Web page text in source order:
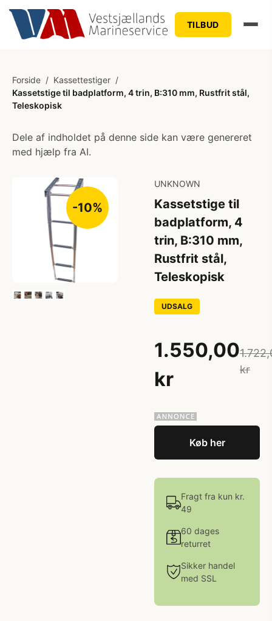
TILBUD
Forside / Kassettestiger /
Kassetstige til badplatform, 4 trin, B:310 mm, Rustfrit stål,
Teleskopisk
Dele af indholdet på denne side kan være genereret
med hjælp fra AI.
-10%
UNKNOWN
Kassetstige til
badplatform, 4
trin, B:310 mm,
Rustfrit stål,
Teleskopisk
UDSALG
1.550,00
kr
kr
Køb her
Fragt fra kun kr.
49
60 dages
returret
Sikker handel
med SSL